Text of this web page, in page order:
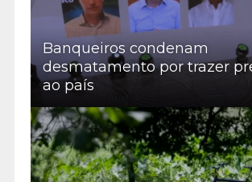
Banqueiros condenam
desmatamento por trazer
ao país